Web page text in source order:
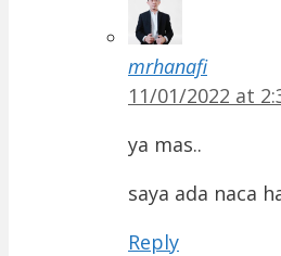
mrhanafi
11/01/2022 at
ya mas..
saya ada naca
Reply